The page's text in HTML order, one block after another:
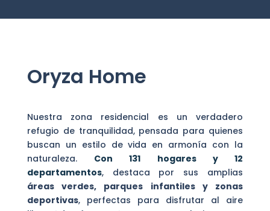
Oryza Home
Nuestra zona residencial es un verdadero
refugio de tranquilidad, pensada para quienes
buscan un estilo de vida en armonía con la
naturaleza. Con 131 hogares y 12
departamentos, destaca por sus amplias
áreas verdes, parques infantiles y zonas
deportivas, perfectas para disfrutar al aire